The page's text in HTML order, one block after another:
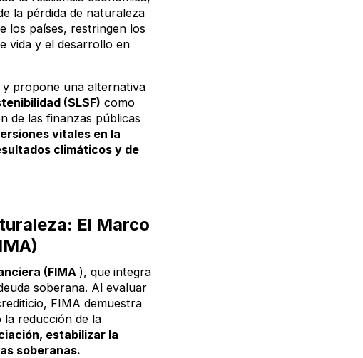
la pérdida de naturaleza
los países, restringen los
vida y el desarrollo en
propone una alternativa
(SLSF) como
de las finanzas públicas
vitales en la
climáticos y de
El Marco
(FIMA ), que integra
soberana. Al evaluar
FIMA demuestra
la reducción de la
estabilizar la
soberanas.